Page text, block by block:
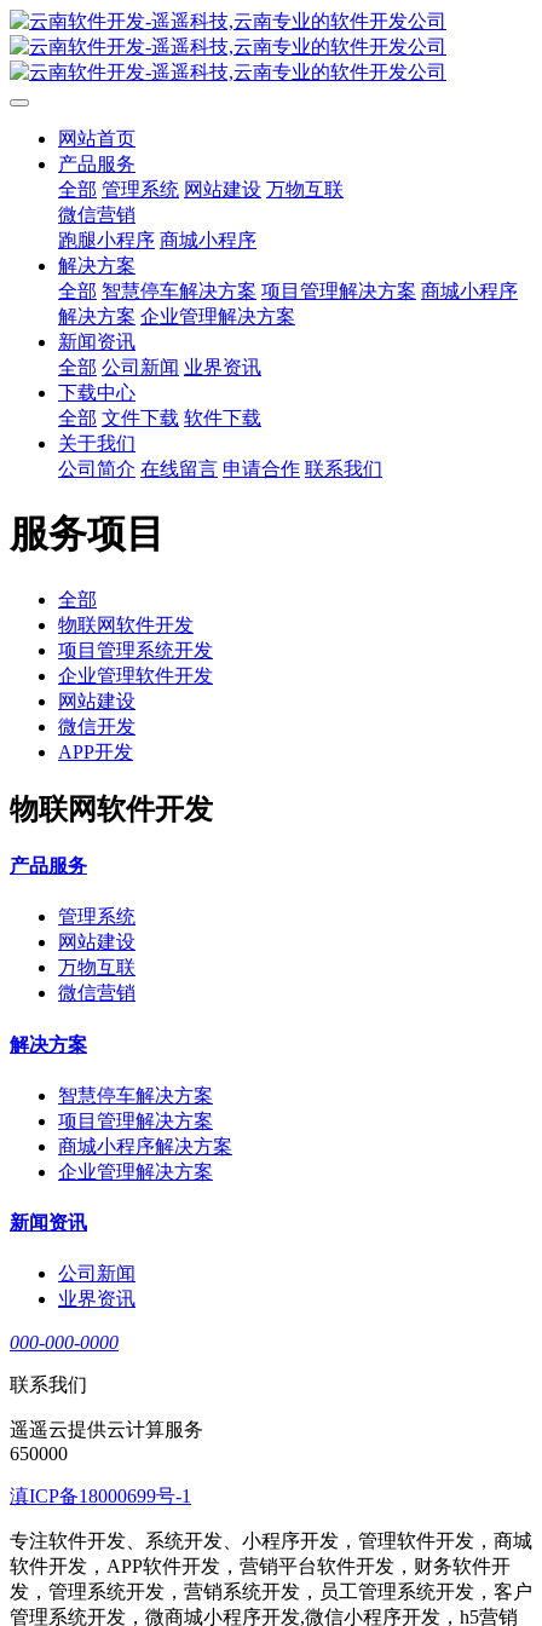
网站首页
产品服务
全部 管理系统 网站建设 万物互联
微信营销
跑腿小程序 商城小程序
解决方案
全部 智慧停车解决方案 项目管理解决方案 商城小程序
解决方案 企业管理解决方案
新闻资讯
全部 公司新闻 业界资讯
下载中心
全部 文件下载 软件下载
关于我们
公司简介 在线留言 申请合作 联系我们
服务项目
全部
物联网软件开发
项目管理系统开发
企业管理软件开发
网站建设
微信开发
APP开发
物联网软件开发
产品服务
管理系统
网站建设
万物互联
微信营销
解决方案
智慧停车解决方案
项目管理解决方案
商城小程序解决方案
企业管理解决方案
新闻资讯
公司新闻
业界资讯
000-000-0000
联系我们
遥遥云提供云计算服务
650000
滇ICP备18000699号-1
专注软件开发、系统开发、小程序开发，管理软件开发，商城
软件开发，APP软件开发，营销平台软件开发，财务软件开
发，管理系统开发，营销系统开发，员工管理系统开发，客户
管理系统开发，微商城小程序开发,微信小程序开发，h5营销